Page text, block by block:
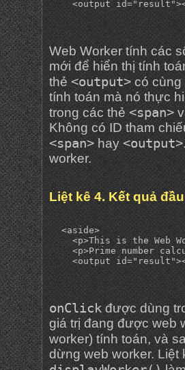
Web Worker tính các
mới để hiển thị tính
thẻ<output>có cùng
tính toán mà nó thực
trong các thẻ<span>
Không có ID tham
<span>hay<output>
worker.
Liệt kê 4. Kết quả
  <aside>
<p>This is the Web
<p>Prime number
onClickđược dùng
giá trị đang được web
worker) tính toán, và
dừng web worker. Liệt